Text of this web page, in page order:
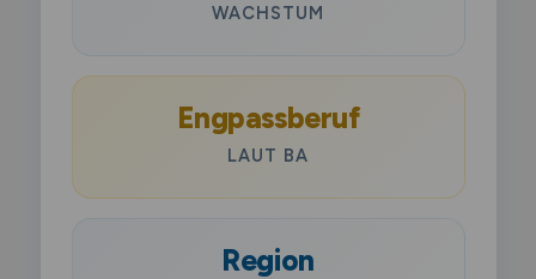
WACHSTUM
Engpassberuf
LAUT BA
Region